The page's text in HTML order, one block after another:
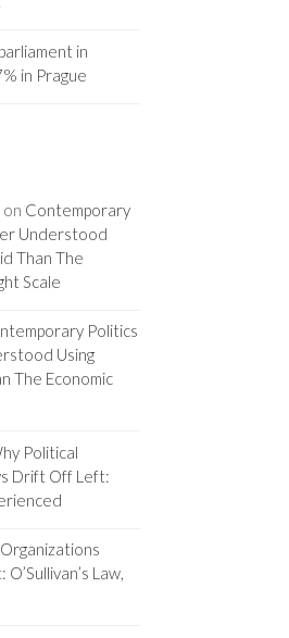
in
in Prague
on Contemporary
Understood
Than The
Scale
Politics
Using
The Economic
Political
Drift Off Left:
Law,